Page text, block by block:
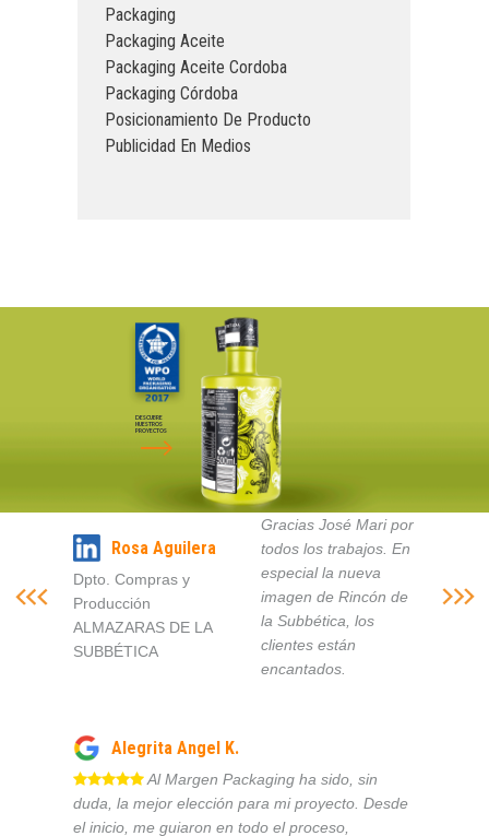
Packaging
Packaging Aceite
Packaging Aceite Cordoba
Packaging Córdoba
Posicionamiento De Producto
Publicidad En Medios
DESCUBRE
NUESTROS
PROYECTOS
Rosa Aguilera
Dpto. Compras y
Producción
ALMAZARAS DE LA
SUBBÉTICA
Gracias José Mari por
todos los trabajos. En
especial la nueva
imagen de Rincón de
la Subbética, los
clientes están
encantados.
Alegrita Angel K.
Al Margen Packaging ha sido, sin
duda, la mejor elección para mi proyecto. Desde
el inicio, me guiaron en todo el proceso,